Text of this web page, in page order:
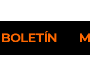
BOLETÍN